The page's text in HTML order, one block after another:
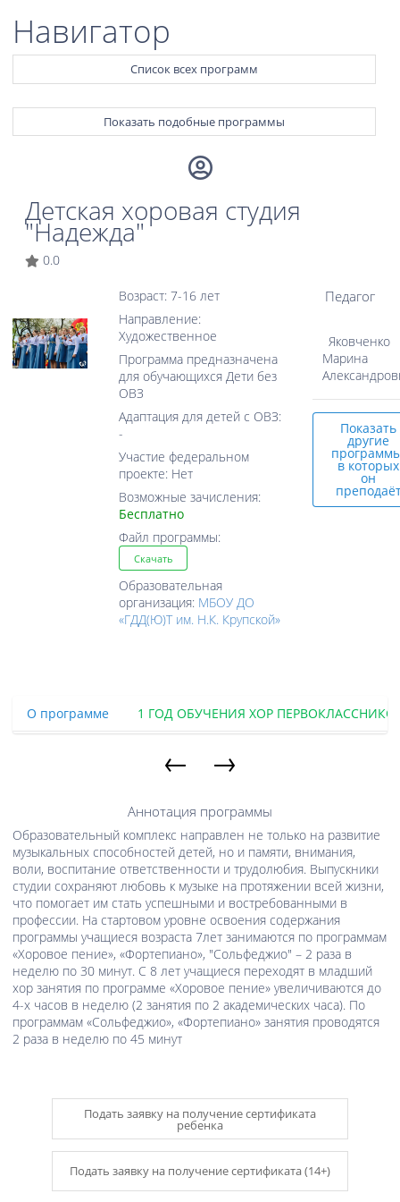
Навигатор
Список всех программ
Показать подобные программы
Детская хоровая студия
"Надежда"
0.0
Возраст: 7-16 лет
Направление:
Художественное
Программа предназначена
для обучающихся Дети без
ОВЗ
Адаптация для детей с ОВЗ:
-
Участие федеральном
проекте: Нет
Возможные зачисления:
Бесплатно
Файл программы:
Скачать
Образовательная
организация: МБОУ ДО
«ГДД(Ю)Т им. Н.К. Крупской»
Педагог
Яковченко
Марина
Показать
другие
в которых
он
О программе 1 ГОД ОБУЧЕНИЯ ХОР
← →
Аннотация программы
Образовательный комплекс направлен не только на развитие
музыкальных способностей детей, но и памяти, внимания,
воли, воспитание ответственности и трудолюбия. Выпускники
студии сохраняют любовь к музыке на протяжении всей жизни,
что помогает им стать успешными и востребованными в
профессии. На стартовом уровне освоения содержания
программы учащиеся возраста 7лет занимаются по программам
«Хоровое пение», «Фортепиано», "Сольфеджио" – 2 раза в
неделю по 30 минут. С 8 лет учащиеся переходят в младший
хор занятия по программе «Хоровое пение» увеличиваются до
4-х часов в неделю (2 занятия по 2 академических часа). По
программам «Сольфеджио», «Фортепиано» занятия проводятся
2 раза в неделю по 45 минут
Подать заявку на получение сертификата
ребенка
Подать заявку на получение сертификата (14+)